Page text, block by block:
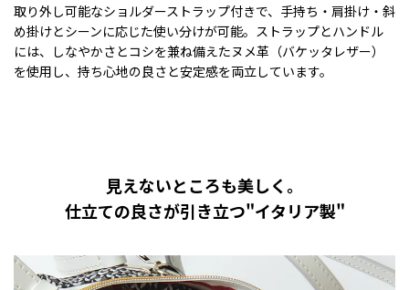
取り外し可能なショルダーストラップ付きで、手持ち・肩掛け・斜
め掛けとシーンに応じた使い分けが可能。ストラップとハンドル
には、しなやかさとコシを兼ね備えたヌメ革（バケッタレザー）
を使用し、持ち心地の良さと安定感を両立しています。
見えないところも美しく。
仕立ての良さが引き立つ"イタリア製"